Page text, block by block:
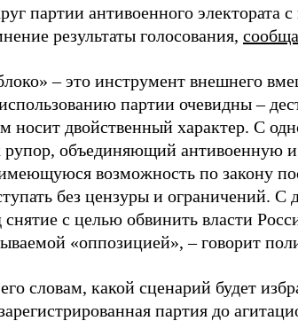
партии антивоенного
результаты голосования,
– это инструмент внешнего
партии очевидны –
носит двойственный характер. С
рупор, объединяющий антивоенную и
возможность по закону
без цензуры и ограничений.
снятие с целью обвинить власти
«оппозицией», – говорит
словам, какой сценарий будет
партия до